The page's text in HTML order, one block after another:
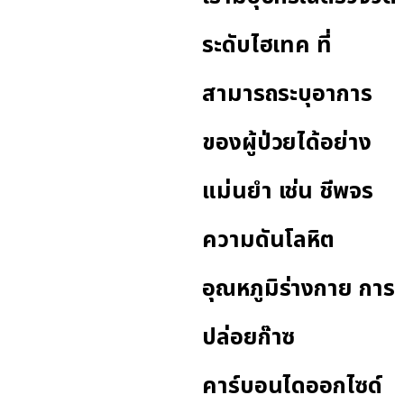
ระดับไฮเทค ที่
สามารถระบุอาการ
ของผู้ป่วยได้อย่าง
แม่นยำ เช่น ชีพจร
ความดันโลหิต
อุณหภูมิร่างกาย การ
ปล่อยก๊าซ
คาร์บอนไดออกไซด์